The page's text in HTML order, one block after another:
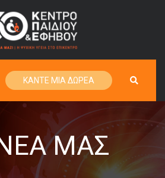
ΚΑΝΤΕ ΜΙΑ ΔΩΡΕΑ
ΜΑΣ